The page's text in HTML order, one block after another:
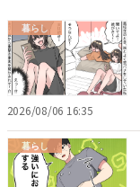
暮らし
2026/08/06 16:35
暮らし